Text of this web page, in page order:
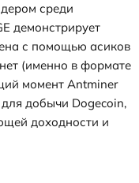
среди
демонстрирует
с помощью асиков
(именно в формате
момент Antminer
добычи Dogecoin,
доходности и